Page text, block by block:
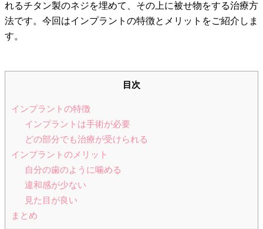
れるチタン製のネジを埋めて、その上に被せ物をする治療方
法です。今回はインプラントの特徴とメリットをご紹介しま
す。
目次
インプラントの特徴
インプラントは手術が必要
どの部分でも治療が受けられる
インプラントのメリット
自分の歯のように噛める
違和感が少ない
見た目が良い
まとめ